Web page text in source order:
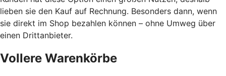
lieben sie den Kauf auf Rechnung. Besonders dann, wenn
sie direkt im Shop bezahlen können – ohne Umweg über
einen Drittanbieter.
Vollere Warenkörbe